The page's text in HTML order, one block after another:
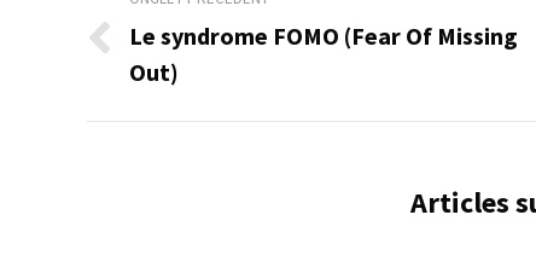
de
commentaire
Onglet
précédent
Le syndrome FOMO (Fear Of Missing
Out)
Articles